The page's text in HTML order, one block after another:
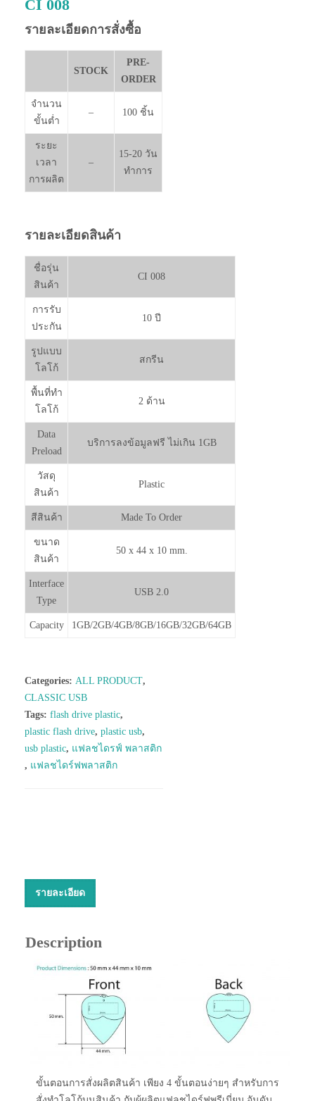
CI 008
รายละเอียดการสั่งซื้อ
STOCK
PRE-
ORDER
จำนวน
ขั้นต่ำ
– 100 ชิ้น
ระยะ
เวลา
การผลิต
–
15-20 วัน
ทำการ
รายละเอียดสินค้า
ชื่อรุ่น
สินค้า
CI 008
การรับ
ประกัน
10 ปี
รูปแบบ
โลโก้
สกรีน
พื้นที่ทำ
โลโก้
2 ด้าน
Data
Preload
บริการลงข้อมูลฟรี ไม่เกิน 1GB
วัสดุ
สินค้า
Plastic
สีสินค้า Made To Order
ขนาด
สินค้า
50 x 44 x 10 mm.
Interface
Type
USB 2.0
Capacity 1GB/2GB/4GB/8GB/16GB/32GB/64GB
Categories: ALL PRODUCT,
CLASSIC USB
Tags: flash drive plastic,
plastic flash drive, plastic usb,
usb plastic, แฟลชไดรฟ์ พลาสติก
, แฟลชไดร์ฟพลาสติก
รายละเอียด
Description
ขั้นตอนการสั่งผลิตสินค้า เพียง 4 ขั้นตอนง่ายๆ สำหรับการ